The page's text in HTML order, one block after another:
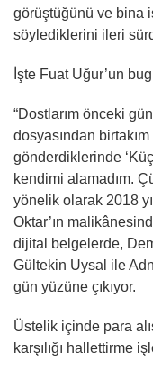
görüştüğünü ve bina
söylediklerini ileri
İşte Fuat Uğur’un
“Dostlarım önceki
dosyasından
gönderdiklerinde
kendimi alamadım.
yönelik olarak 2018
Oktar’ın
dijital belgelerde,
Gültekin Uysal ile
gün yüzüne çıkıyor.
Üstelik içinde para
karşılığı hallettirme